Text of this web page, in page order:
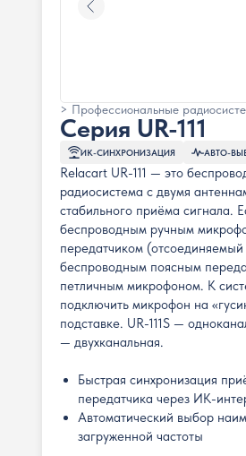
> Профессиональные
Серия UR-111
ИК-СИНХРОНИЗАЦИЯ АВТО-
Relacart UR-111 — это
радиосистема с двумя
стабильного приёма сигнала.
беспроводным ручным
передатчиком
беспроводным поясным
петличным микрофоном. К
подключить микрофон на
подставке. UR-111S —
— двухканальная.
Быстрая синхронизация
передатчика через ИК-
Автоматический выбор
загруженной частоты